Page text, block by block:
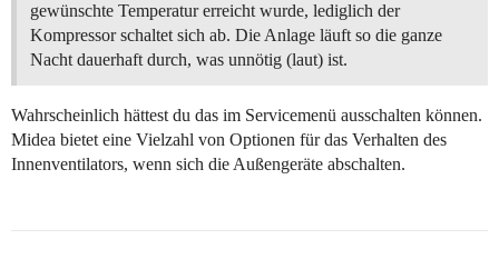
gewünschte Temperatur erreicht wurde, lediglich der
Kompressor schaltet sich ab. Die Anlage läuft so die ganze
Nacht dauerhaft durch, was unnötig (laut) ist.
Wahrscheinlich hättest du das im Servicemenü ausschalten können.
Midea bietet eine Vielzahl von Optionen für das Verhalten des
Innenventilators, wenn sich die Außengeräte abschalten.